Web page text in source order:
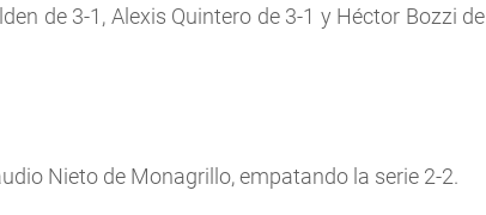
de 3-1, Alexis Quintero de 3-1 y Héctor Bozzi de
Nieto de Monagrillo, empatando la serie 2-2.